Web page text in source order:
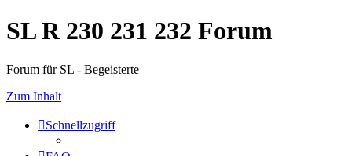
SL R 230 231 232 Forum
Forum für SL - Begeisterte
Zum Inhalt
Schnellzugriff